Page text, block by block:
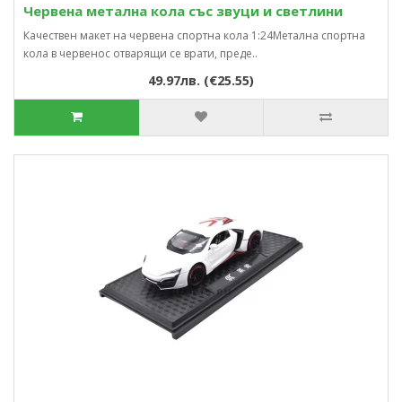
Червена метална кола със звуци и светлини
Качествен макет на червена спортна кола 1:24Метална спортна
кола в червенос отварящи се врати, преде..
49.97лв. (€25.55)